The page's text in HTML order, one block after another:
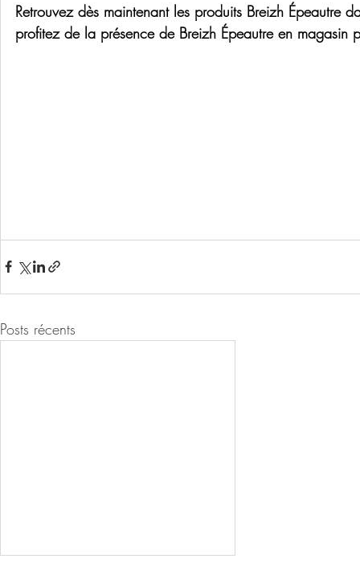
Retrouvez dès maintenant les produits Breizh Épeautre
profitez de la présence de Breizh Épeautre en magasin
Posts récents